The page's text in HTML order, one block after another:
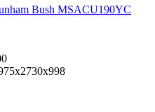
Bush MSACU190YC